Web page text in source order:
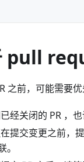
pull
之前，可能需要
经关闭的 PR ，
提交变更之前，